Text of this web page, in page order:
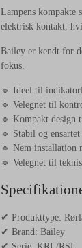
Lampens kompakte
elektrisk kontakt,
Bailey er kendt for
fokus.
🔹 Ideel til
🔹 Velegnet til
🔹 Kompakt design
🔹 Stabil og
🔹 Nem installation
🔹 Velegnet til
✔ Produkttype:
✔ Brand: Bailey